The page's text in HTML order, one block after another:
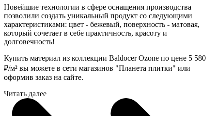
Новейшие технологии в сфере оснащения производства
позволили создать уникальный продукт со следующими
характеристиками: цвет - бежевый, поверхность - матовая,
который сочетает в себе практичность, красоту и
долговечность!
Купить материал из коллекции Baldocer Ozone по цене 5 580
₽/м² вы можете в сети магазинов "Планета плитки" или
оформив заказ на сайте.
Читать далее